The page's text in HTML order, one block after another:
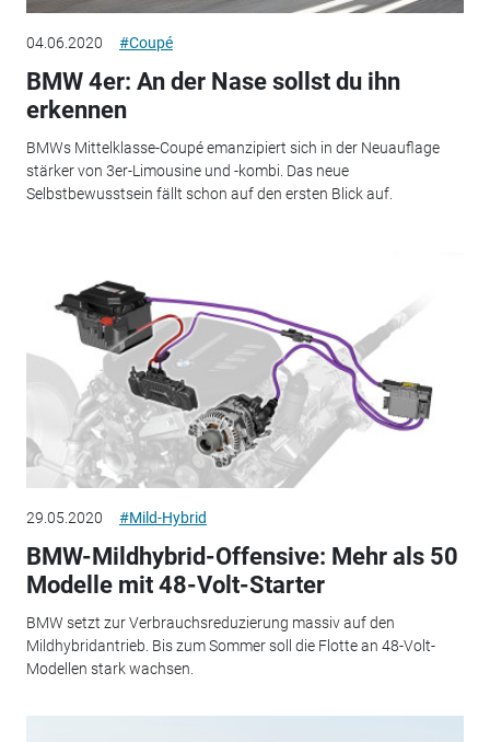
04.06.2020 #Coupé
BMW 4er: An der Nase sollst du ihn
erkennen
BMWs Mittelklasse-Coupé emanzipiert sich in der Neuauflage
stärker von 3er-Limousine und -kombi. Das neue
Selbstbewusstsein fällt schon auf den ersten Blick auf.
29.05.2020 #Mild-Hybrid
BMW-Mildhybrid-Offensive: Mehr als 50
Modelle mit 48-Volt-Starter
BMW setzt zur Verbrauchsreduzierung massiv auf den
Mildhybridantrieb. Bis zum Sommer soll die Flotte an 48-Volt-
Modellen stark wachsen.